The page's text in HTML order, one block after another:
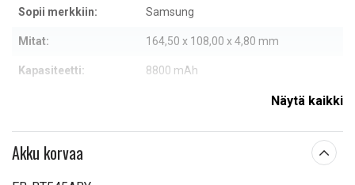
Sopii merkkiin: Samsung
Mitat: 164,50 x 108,00 x 4,80 mm
Kapasiteetti: 8800 mAh
Näytä kaikki
Akku korvaa